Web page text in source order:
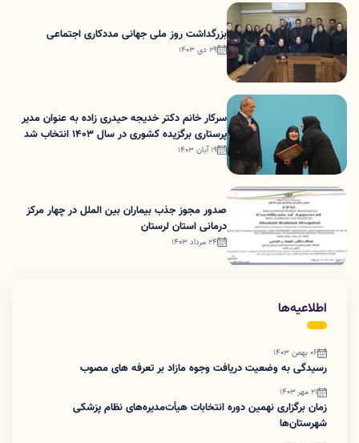
بزرگداشت روز ملی جهانی مددکاری اجتماعی
29 دی 1403
سرکار خانم دکتر خدیجه حیدری زاده به عنوان مدیر
پرستاری برگزیده کشوری در سال 1403 انتخاب شد
19 آبان 1403
صدور مجوز جذب بیماران بین الملل در چهار مرکز
درمانی استان لرستان
24 مرداد 1403
اطلاعیه‌ها
06 بهمن 1403
رسیدگی به وضعیت دریافت وجوه مازاد بر تعرفه های مصوب
21 مهر 1403
زمان برگزاری نهمین دوره انتخابات هیأت‌مدیره‌های نظام پزشکی
شهرستان‌ها